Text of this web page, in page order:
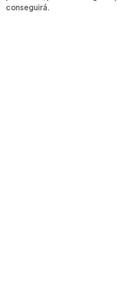
conseguirá.